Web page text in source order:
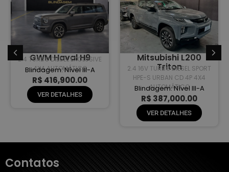
GWM Haval H9
2.4 TURBO DIESEL EXCLUSIVE
4X4 AUTOMÁTICO
Blindagem: Nível III-A
R$ 416,900.00
VER DETALHES
Mitsubishi L200
Triton
2.4 16V TURBO DIESEL SPORT
HPE-S URBAN CD 4P 4X4
AUTOMÁTICO
Blindagem: Nível III-A
R$ 387,000.00
VER DETALHES
Contatos